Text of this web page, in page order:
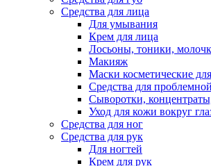
Средства для лица
Для умывания
Крем для лица
Лосьоны, тоники,
Макияж
Маски косметические
Средства для
Сыворотки,
Уход для кожи вокруг
Средства для ног
Средства для рук
Для ногтей
Крем для рук